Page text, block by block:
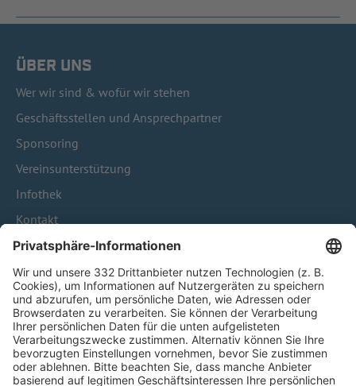
ÜBER UNS
Wer wir sind & wofür wir stehen
Geschäftsstellen und Ansprechpartner
Sponsoring
Vereinsunterstützung
Infothek
Kontakt
HÄUFIG BESUCHTE SEITEN
Pässe und Vereinswechsel
Trainerausbildung
Schulungsangebot Vereinsmitarbeiter
BFV-Geschäftsstellen